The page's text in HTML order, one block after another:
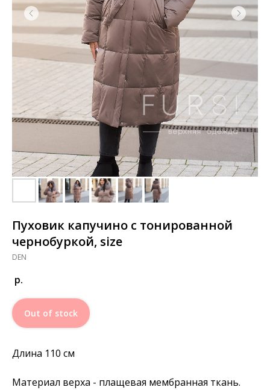
Пуховик капучино с тонированной
чернобуркой, size
DEN
р.
Out of stock
Длина 110 см
Материал верха - плащевая мембранная ткань.